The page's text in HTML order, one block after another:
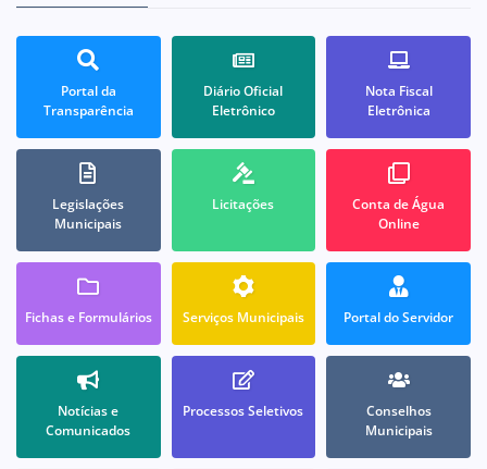
Portal da
Transparência
Diário Oficial
Eletrônico
Nota Fiscal
Eletrônica
Legislações
Municipais
Licitações
Conta de Água
Online
Fichas e Formulários Serviços Municipais Portal do Servidor
Notícias e
Comunicados
Processos Seletivos
Conselhos
Municipais